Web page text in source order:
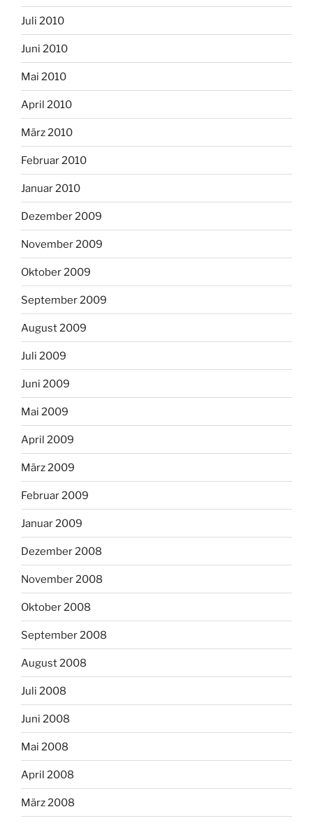
Juli 2010
Juni 2010
Mai 2010
April 2010
März 2010
Februar 2010
Januar 2010
Dezember 2009
November 2009
Oktober 2009
September 2009
August 2009
Juli 2009
Juni 2009
Mai 2009
April 2009
März 2009
Februar 2009
Januar 2009
Dezember 2008
November 2008
Oktober 2008
September 2008
August 2008
Juli 2008
Juni 2008
Mai 2008
April 2008
März 2008